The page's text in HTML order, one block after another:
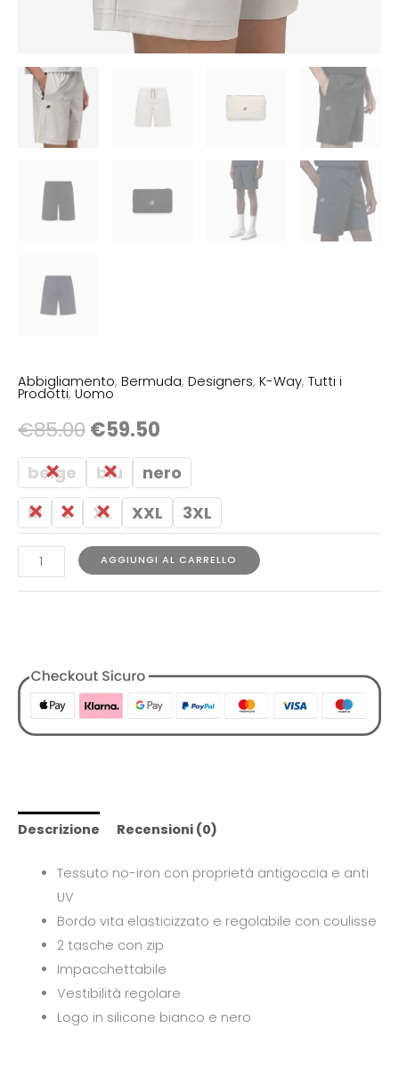
Abbigliamento, Bermuda, Designers, K-Way, Tutti i
Prodotti, Uomo
€85.00€59.50
beige blu
nero
M
L XL XXL 3XL
AGGIUNGI AL CARRELLO
Descrizione Recensioni (0)
Tessuto no-iron con proprietà antigoccia e anti
UV
Bordo vita elasticizzato e regolabile con coulisse
2 tasche con zip
Impacchettabile
Vestibilità regolare
Logo in silicone bianco e nero